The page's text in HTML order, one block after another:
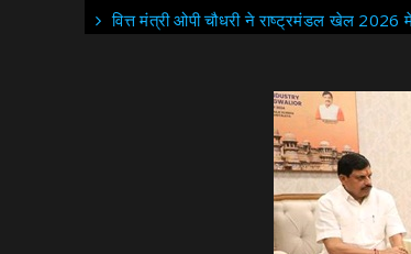
वित्त मंत्री ओपी चौधरी ने राष्ट्रमंडल खेल 2026